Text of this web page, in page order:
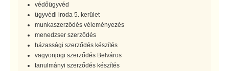
védőügyvéd
ügyvédi iroda 5. kerület
munkaszerződés véleményezés
menedzser szerződés
házassági szerződés készítés
vagyonjogi szerződés Belváros
tanulmányi szerződés készítés